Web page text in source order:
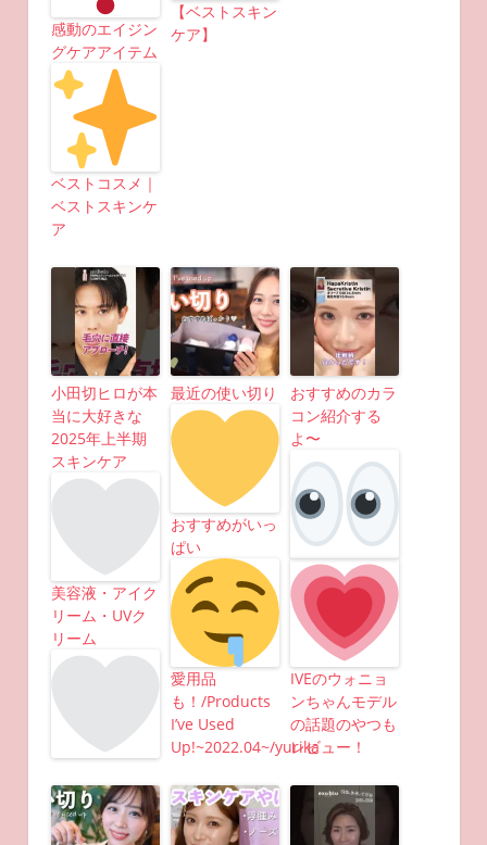
感動のエイジン
グケアアイテム
ベストコスメ｜
ベストスキンケ
ア
【ベストスキン
ケア】
小田切ヒロが本
当に大好きな
2025年上半期
スキンケア
美容液・アイク
リーム・UVク
リーム
最近の使い切り
おすすめがいっ
ぱい
愛用品
も！/Products
I’ve Used
Up!~2022.04~/yurika
おすすめのカラ
コン紹介する
よ〜
IVEのウォニョ
ンちゃんモデル
の話題のやつも
レビュー！